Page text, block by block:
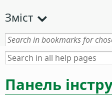
Зміст
Панель